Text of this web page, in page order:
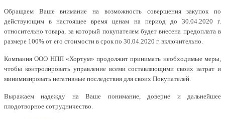
Обращаем Ваше внимание на возможность совершения закупок по
действующим в настоящее время ценам на период до 30.04.2020 г.
относительно товара, за который покупателем будет внесена предоплата в
размере 100% от его стоимости в срок по 30.04.2020 г. включительно.
Компания ООО НПП «Хортум» продолжит принимать необходимые меры,
чтобы контролировать управление всеми составляющими своих затрат и
минимизировать негативные последствия для своих Покупателей.
Выражаем надежду на Ваше понимание, доверие и дальнейшее
плодотворное сотрудничество.